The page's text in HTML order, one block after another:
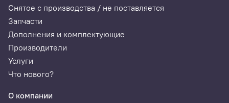
Снятое с производства / не поставляется
Запчасти
Дополнения и комплектующие
Производители
Услуги
Что нового?
О компании